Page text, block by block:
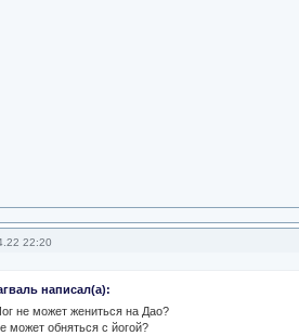
22:20
написал(а):
не может жениться на Дао?
может обняться с йогой?